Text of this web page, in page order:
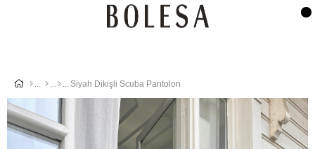
Siyah Dikişli Scuba Pantolon